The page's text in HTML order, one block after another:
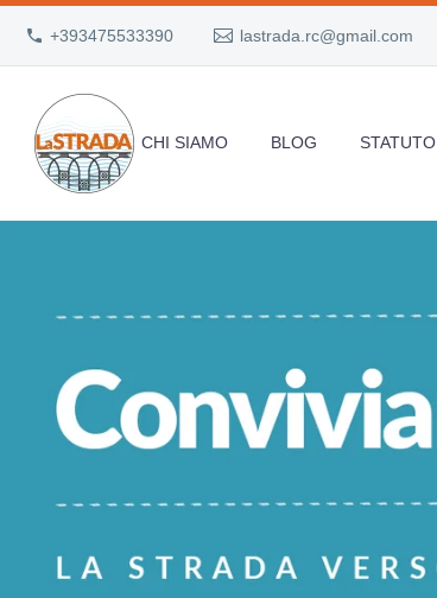
+393475533390 lastrada.rc@gmail.com
CHI SIAMO BLOG STATUTO